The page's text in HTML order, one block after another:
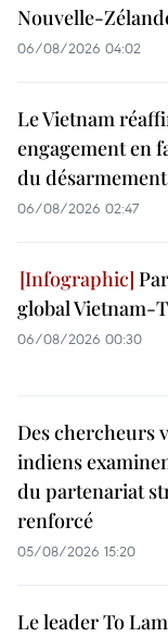
Nouvelle-
06/08/2026 04:02
Le Vietnam
engagement en
du
06/08/2026 02:47
global Vietnam-
06/08/2026 00:30
Des chercheurs
indiens
du partenariat
renforcé
05/08/2026 15:20
Le leader To